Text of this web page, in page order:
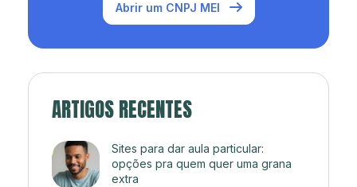
Abrir um CNPJ MEI
ARTIGOS RECENTES
Sites para dar aula particular:
opções pra quem quer uma grana
extra